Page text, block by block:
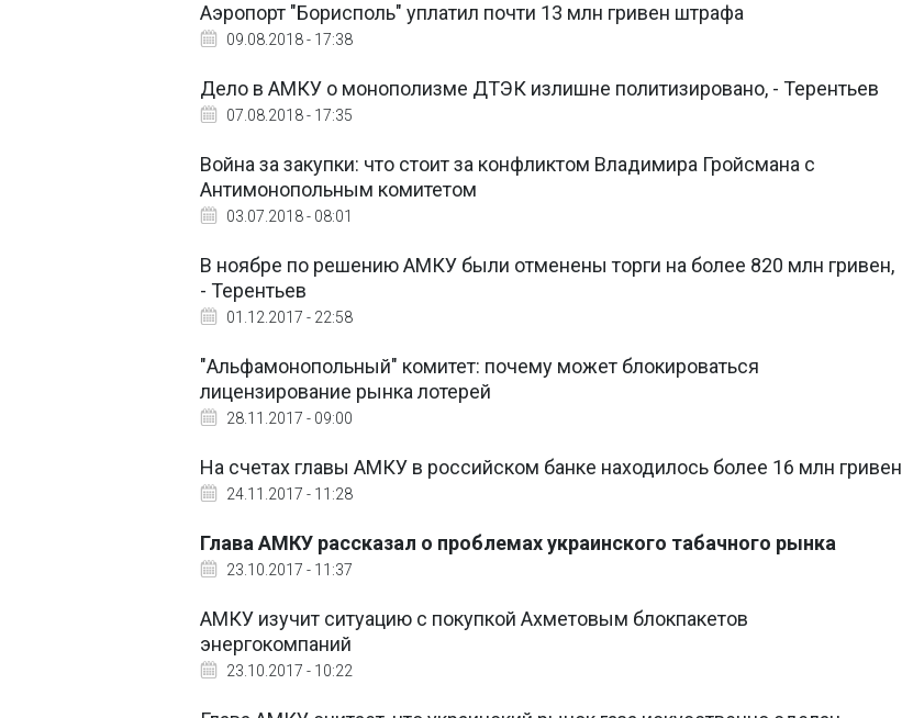
Аэропорт "Борисполь" уплатил почти 13 млн гривен штрафа
09.08.2018 - 17:38
Дело в АМКУ о монополизме ДТЭК излишне политизировано, - Терентьев
07.08.2018 - 17:35
Война за закупки: что стоит за конфликтом Владимира Гройсмана с
Антимонопольным комитетом
03.07.2018 - 08:01
В ноябре по решению АМКУ были отменены торги на более 820 млн гривен,
- Терентьев
01.12.2017 - 22:58
"Альфамонопольный" комитет: почему может блокироваться
лицензирование рынка лотерей
28.11.2017 - 09:00
На счетах главы АМКУ в российском банке находилось более 16 млн гривен
24.11.2017 - 11:28
Глава АМКУ рассказал о проблемах украинского табачного рынка
23.10.2017 - 11:37
АМКУ изучит ситуацию с покупкой Ахметовым блокпакетов
энергокомпаний
23.10.2017 - 10:22